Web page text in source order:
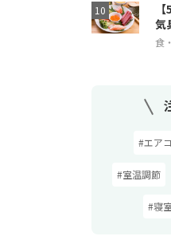
気
も
食
#エア
#室温調節
#寝室